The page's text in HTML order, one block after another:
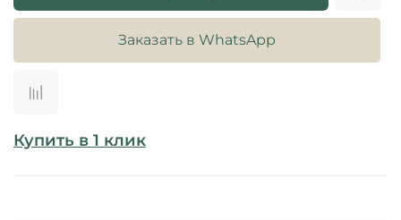
Заказать в WhatsApp
Купить в 1 клик